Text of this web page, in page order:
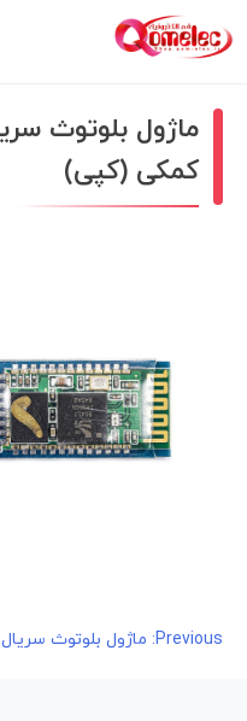
کمکی (کپی)
راهبری
Previous: ماژول بلوتوث سریال HC-05 همراه با برد کمکی (کپی)